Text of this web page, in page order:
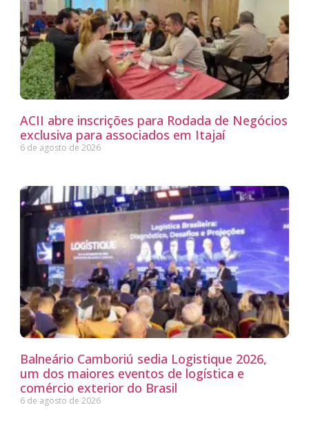
ACII abre inscrições para Rodada de Negócios
exclusiva para associados em Itajaí
6 de agosto de 2026
Balneário Camboriú sedia Logistique 2026,
um dos maiores eventos de logística e
comércio exterior do Brasil
6 de agosto de 2026